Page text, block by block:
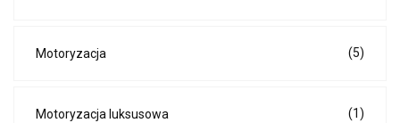
Motoryzacja (5)
Motoryzacja luksusowa (1)